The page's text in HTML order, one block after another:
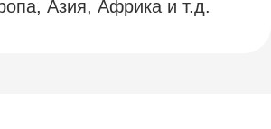
Азия, Африка и т.д.